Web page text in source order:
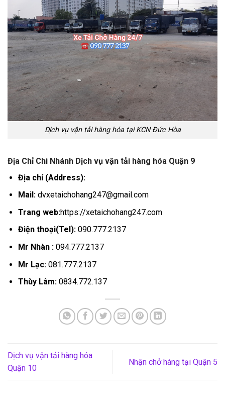
Dịch vụ vận tải hàng hóa tại KCN Đức Hòa
Địa Chỉ Chi Nhánh Dịch vụ vận tải hàng hóa Quận 9
Địa chỉ (Address):
Mail: dvxetaichohang247@gmail.com
Trang web:https://xetaichohang247.com
Điện thoại(Tel):090.777.2137
Mr Nhàn :094.777.2137
Mr Lạc: 081.777.2137
Thùy Lâm:0834.772.137
Dịch vụ vận tải hàng hóa
Quận 10
Nhận chở hàng tại Quận 5